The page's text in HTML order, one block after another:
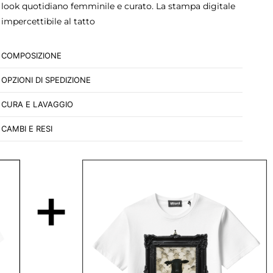
look quotidiano femminile e curato. La stampa digitale
impercettibile al tatto
COMPOSIZIONE
OPZIONI DI SPEDIZIONE
CURA E LAVAGGIO
CAMBI E RESI
+